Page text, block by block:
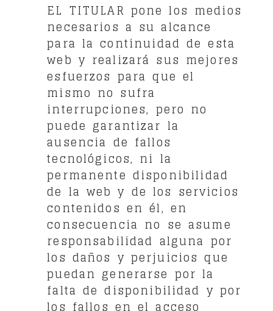
EL TITULAR pone los medios
necesarios a su alcance
para la continuidad de esta
web y realizará sus mejores
esfuerzos para que el
mismo no sufra
interrupciones, pero no
puede garantizar la
ausencia de fallos
tecnológicos, ni la
permanente disponibilidad
de la web y de los servicios
contenidos en él, en
consecuencia no se asume
responsabilidad alguna por
los daños y perjuicios que
puedan generarse por la
falta de disponibilidad y por
los fallos en el acceso